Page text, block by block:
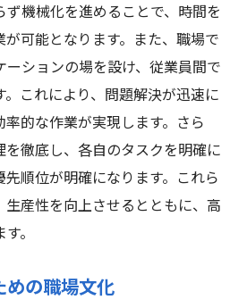
機械化を進めることで、時間を
可能となります。また、職場で
ションの場を設け、従業員間で
これにより、問題解決が迅速に
的な作業が実現します。さら
を徹底し、各自のタスクを明確に
順位が明確になります。これら
産性を向上させるとともに、高
。
めの職場文化